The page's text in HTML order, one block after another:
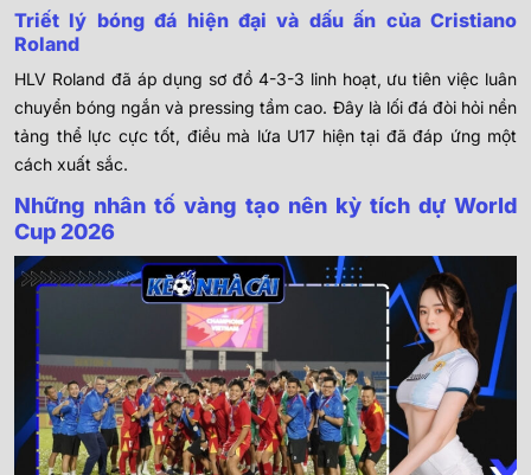
Triết lý bóng đá hiện đại và dấu ấn của Cristiano
Roland
HLV Roland đã áp dụng sơ đồ 4-3-3 linh hoạt, ưu tiên việc luân
chuyển bóng ngắn và pressing tầm cao. Đây là lối đá đòi hỏi nền
tảng thể lực cực tốt, điều mà lứa U17 hiện tại đã đáp ứng một
cách xuất sắc.
Những nhân tố vàng tạo nên kỳ tích dự World
Cup 2026